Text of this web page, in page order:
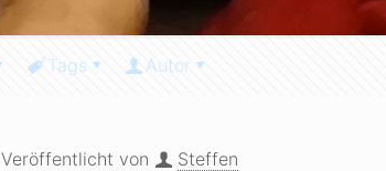
Tags Autor
Veröffentlicht von Steffen